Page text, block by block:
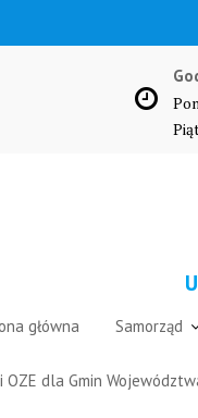
główna Samorząd
dla Gmin